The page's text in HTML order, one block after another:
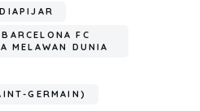
FC
MELAWAN DUNIA
GERMAIN)